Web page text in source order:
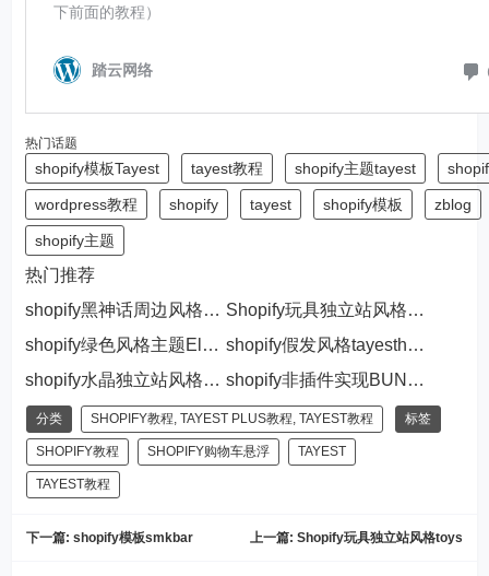
热门话题
shopify模板Tayest tayest教程 shopify主题tayest
wordpress教程 shopify tayest shopify模板 zblog
shopify主题
热门推荐
shopify黑神话周边风格wukong
Shopify玩具独立站风格toys
shopify绿色风格主题Elecigaret
shopify假发风格tayesthair
shopify水晶独立站风格smcrystal
shopify非插件实现BUNDLE & SAVE 数量折扣优惠功能 可有效提升客单价
分类 SHOPIFY教程, TAYEST PLUS教程, TAYEST教程 标签
SHOPIFY教程 SHOPIFY购物车悬浮 TAYEST
TAYEST教程
上一篇:Shopify玩具独立站风格toys
下一篇: shopify模板smkbar